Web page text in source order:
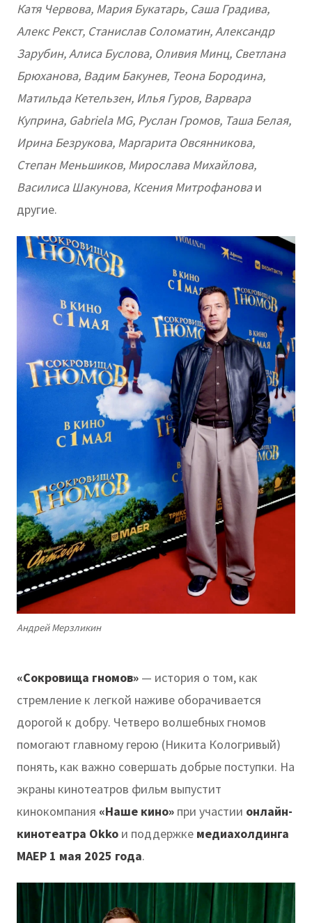
Катя Червова, Мария Букатарь, Саша Градива,
Алекс Рекст, Станислав Соломатин, Александр
Зарубин, Алиса Буслова, Оливия Минц, Светлана
Брюханова, Вадим Бакунев, Теона Бородина,
Матильда Кетельзен, Илья Гуров, Варвара
Куприна, Gabriela MG, Руслан Громов, Таша Белая,
Ирина Безрукова, Маргарита Овсянникова,
Степан Меньшиков, Мирослава Михайлова,
Василиса Шакунова, Ксения Митрофановаи
другие.
Андрей Мерзликин
«Сокровища гномов» — история о том, как
стремление к легкой наживе оборачивается
дорогой к добру. Четверо волшебных гномов
помогают главному герою (Никита Кологривый)
понять, как важно совершать добрые поступки. На
экраны кинотеатров фильм выпустит
кинокомпания «Наше кино» при участии онлайн-
кинотеатра Okko и поддержке медиахолдинга
МАЕР 1 мая 2025 года.